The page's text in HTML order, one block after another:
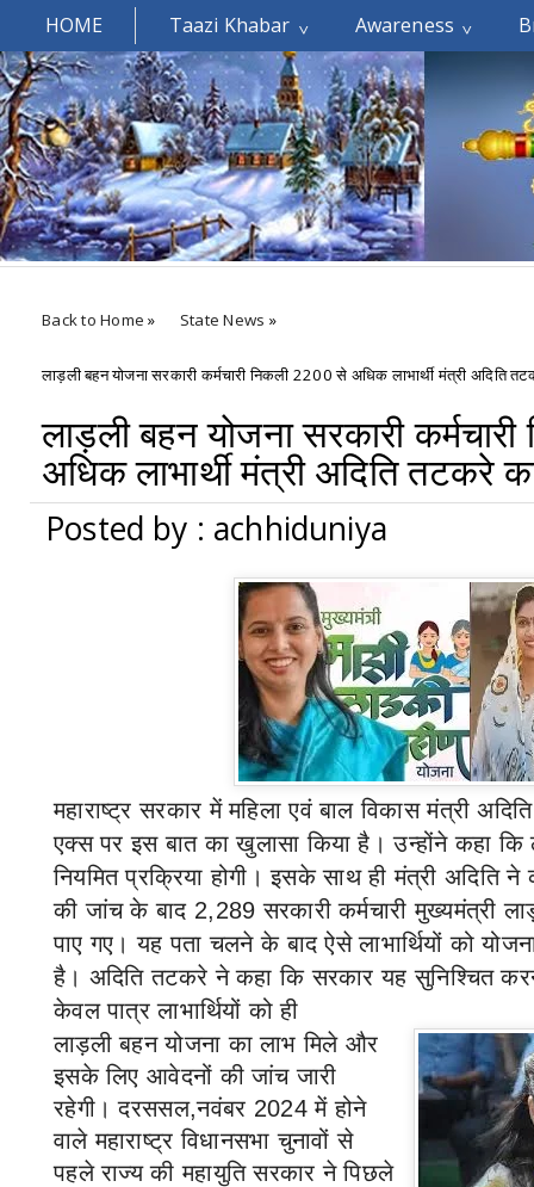
HOME Taazi Khabar Awareness
Welcomes You.....
Back to Home » State News »
लाड़ली बहन योजना सरकारी कर्मचारी निकली 2200 से अधिक लाभार्थी मंत्री अदिति
लाड़ली बहन योजना सरकारी
अधिक लाभार्थी मंत्री अदिति तटकरे
Posted by : achhiduniya
महाराष्ट्र सरकार में महिला एवं बाल विकास मंत्री
एक्स पर इस बात का खुलासा किया है। उन्होंने कहा कि
नियमित प्रक्रिया होगी। इसके साथ ही मंत्री अदिति ने
की जांच के बाद 2,289सरकारी कर्मचारी मुख्यमंत्री
पाए गए। यह पता चलने के बाद ऐसे लाभार्थियों को
है। अदिति तटकरे ने कहा कि सरकार यह सुनिश्चित
केवल पात्र लाभार्थियों को ही
लाड़ली बहन योजना का लाभ मिले और
इसके लिए आवेदनों की जांच जारी
रहेगी।दरससल,नवंबर 2024में होने
वाले महाराष्ट्र विधानसभा चुनावों से
पहले राज्य की महायुति सरकार ने पिछले